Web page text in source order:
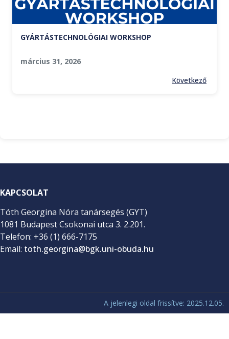
GYÁRTÁSTECHNOLÓGIAI WORKSHOP
március 31, 2026
Következő
KAPCSOLAT
Tóth Georgina Nóra tanársegés (GYT)
1081 Budapest Csokonai utca 3. 2.201.
Telefon: +36 (1) 666-7175
Email: toth.georgina@bgk.uni-obuda.hu
A jelenlegi oldal frissítve: 2025.12.05.